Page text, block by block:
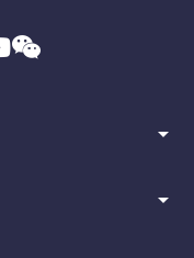
arrow_drop_down
arrow_drop_down